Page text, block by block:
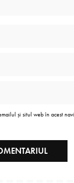
și situl web în acest